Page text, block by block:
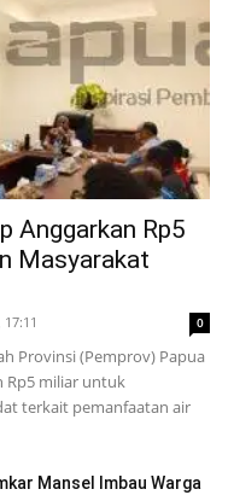
Anggarkan Rp5
Masyarakat
0
Provinsi (Pemprov) Papua
Rp5 miliar untuk
terkait pemanfaatan air
Mansel Imbau Warga